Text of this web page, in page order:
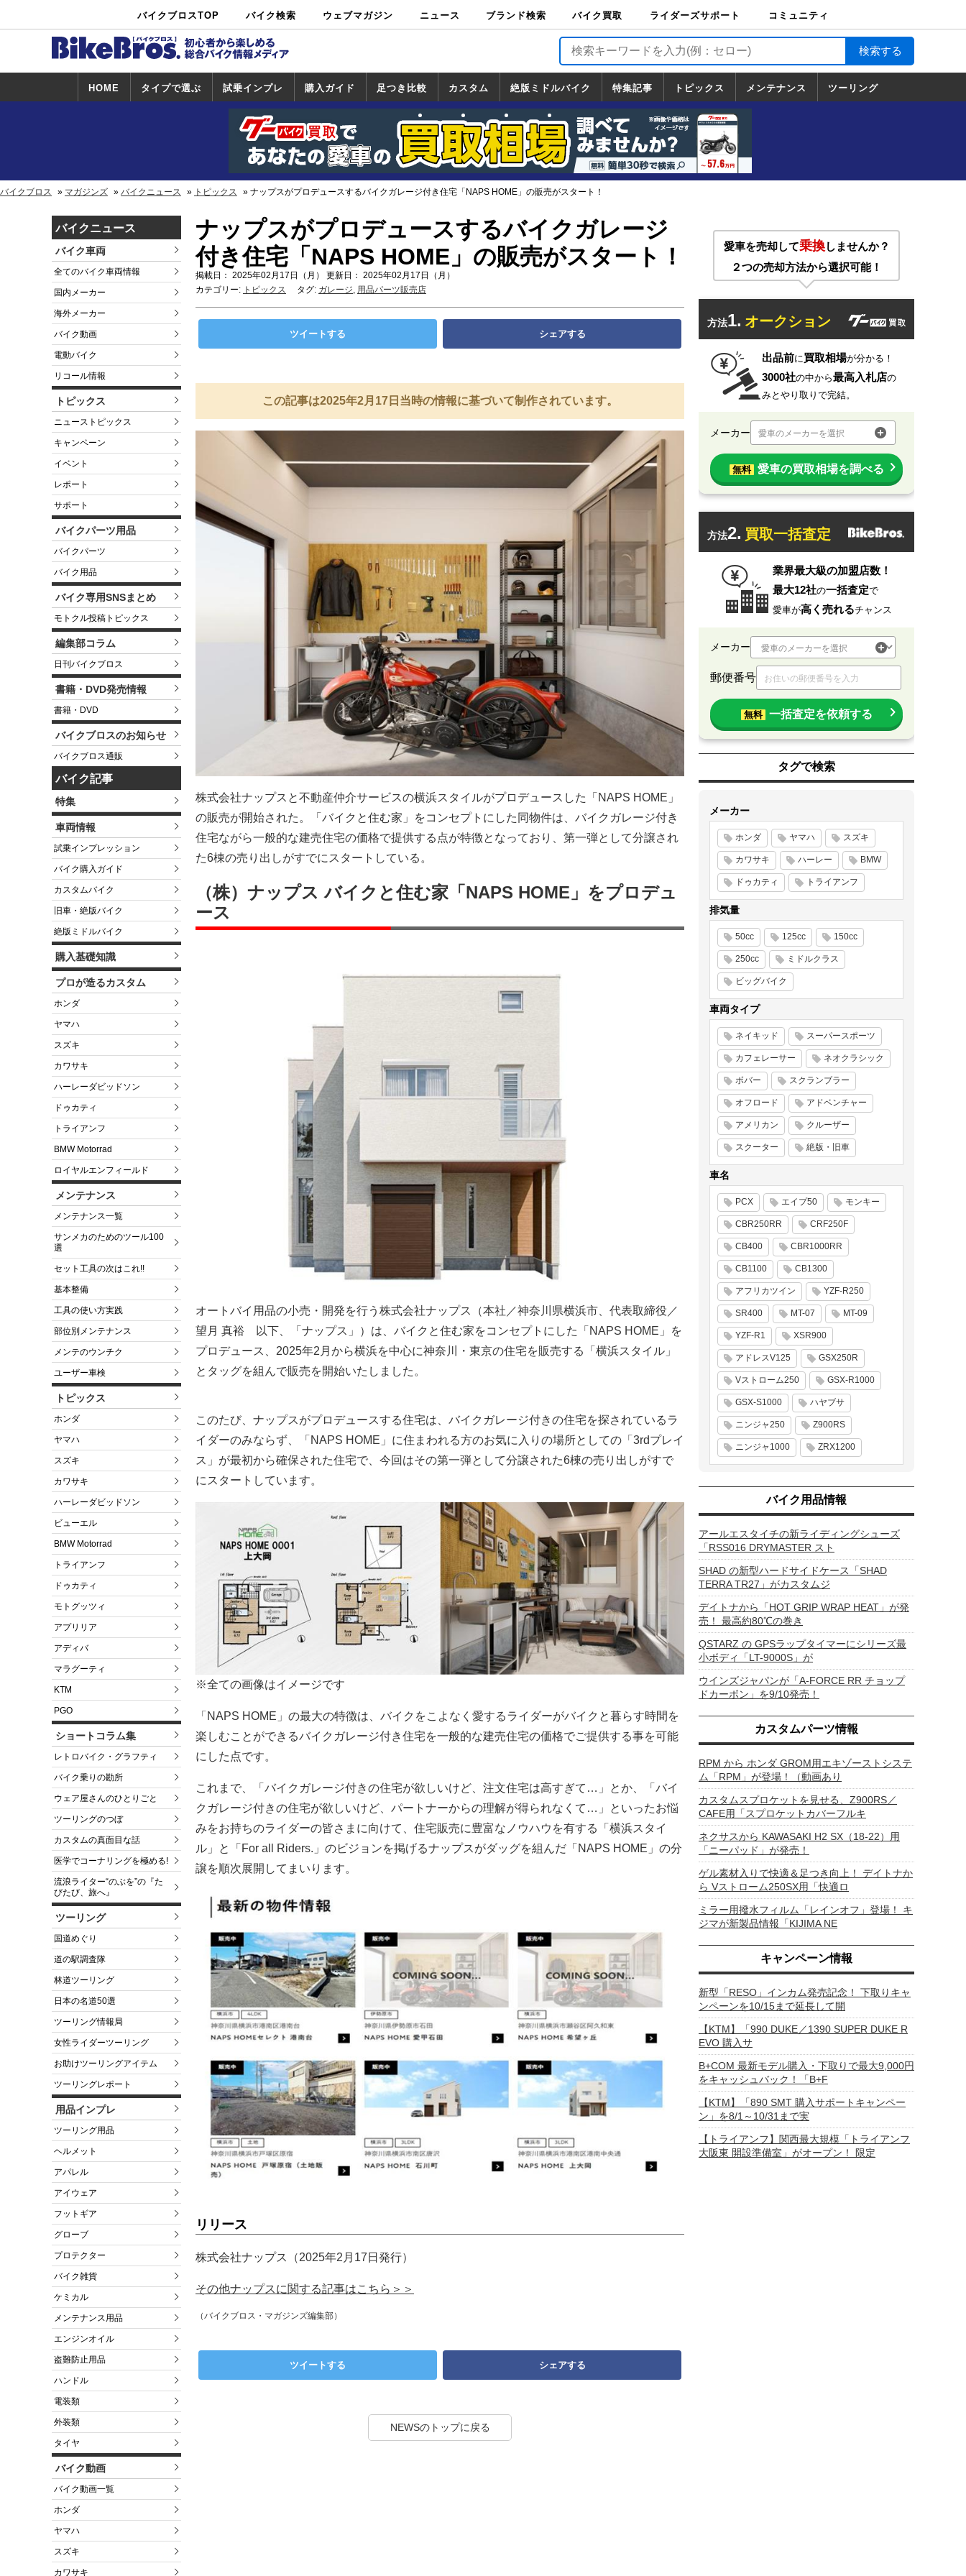
バイクブロスTOP バイク検索
中古バイ
ク・新車検
カタログ検
索
ショップ検
索
ウェブマガジン ニュース ブランド検索 バイク買取
バイク買取
ライダーズサポート
ライダーズサポート
TOP
バイク輸送
バイクガレージライ
フ
バイク車両保険
ロードサービス
バイク試乗
コミュニティ
HOME タイプで選ぶ 試乗インプレ
試乗インプレ
一覧
ホンダ
ヤマハ
スズキ
カワサキ
ハーレー
BMW
トライアンフ
ドゥカティ
購入ガイド
一覧
足つき比較 カスタム
カスタム
一覧
ホンダ
ヤマハ
スズキ
カワサキ
絶版ミドルバイク
絶版ミドルバイク
一覧
ホンダ
ヤマハ
スズキ
カワサキ
特集記事 トピックス
トピックス
一覧
ホンダ
ヤマハ
スズキ
カワサキ
ハーレーダ
ビッドソン
BMW
ドゥカティ
トライアン
フ
メンテナンス ツーリング
道の駅調査隊
ツーリング情報局
日本の道50選
国道めぐり
林道ツーリング
バイクブロス マガジンズ バイクニュース トピックス ナップスがプロデュースするバイクガレージ付き住宅「NAPS HOME」の販売がスタート！
バイクニュース
バイク車両
全てのバイク車両情報
国内メーカー
海外メーカー
バイク動画
電動バイク
リコール情報
トピックス
ニューストピックス
キャンペーン
イベント
レポート
サポート
バイクパーツ用品
バイクパーツ
バイク用品
バイク専用SNSまとめ
モトクル投稿トピックス
編集部コラム
日刊バイクブロス
書籍・DVD発売情報
書籍・DVD
バイクブロスのお知らせ
バイクブロス通販
バイク記事
特集
車両情報
試乗インプレッション
バイク購入ガイド
カスタムバイク
旧車・絶版バイク
絶版ミドルバイク
購入基礎知識
プロが造るカスタム
ホンダ
ヤマハ
スズキ
カワサキ
ハーレーダビッドソン
ドゥカティ
トライアンフ
BMW Motorrad
ロイヤルエンフィールド
メンテナンス
メンテナンス一覧
サンメカのためのツール100
選
セット工具の次はこれ!!
基本整備
工具の使い方実践
部位別メンテナンス
メンテのウンチク
ユーザー車検
トピックス
ホンダ
ヤマハ
スズキ
カワサキ
ハーレーダビッドソン
ビューエル
BMW Motorrad
トライアンフ
ドゥカティ
モトグッツィ
アプリリア
アディバ
マラグーティ
KTM
PGO
ショートコラム集
レトロバイク・グラフティ
バイク乗りの勘所
ウェア屋さんのひとりごと
ツーリングのつぼ
カスタムの真面目な話
医学でコーナリングを極める!
流浪ライター“のぶを”の『た
びたび、旅へ』
ツーリング
国道めぐり
道の駅調査隊
林道ツーリング
日本の名道50選
ツーリング情報局
女性ライダーツーリング
お助けツーリングアイテム
ツーリングレポート
用品インプレ
ツーリング用品
ヘルメット
アパレル
アイウェア
フットギア
グローブ
プロテクター
バイク雑貨
ケミカル
メンテナンス用品
エンジンオイル
盗難防止用品
ハンドル
電装類
外装類
タイヤ
バイク動画
バイク動画一覧
ホンダ
ヤマハ
スズキ
カワサキ
ナップスがプロデュースするバイクガレージ
付き住宅「NAPS HOME」の販売がスタート！
掲載日： 2025年02月17日（月） 更新日： 2025年02月17日（月）
カテゴリー: トピックス タグ: ガレージ, 用品パーツ販売店
ツイートする シェアする
この記事は2025年2月17日当時の情報に基づいて制作されています。
株式会社ナップスと不動産仲介サービスの横浜スタイルがプロデュースした「NAPS HOME」
の販売が開始された。「バイクと住む家」をコンセプトにした同物件は、バイクガレージ付き
住宅ながら一般的な建売住宅の価格で提供する点が特徴となっており、第一弾として分譲され
た6棟の売り出しがすでにスタートしている。
（株）ナップス バイクと住む家「NAPS HOME」をプロデュ
ース
オートバイ用品の小売・開発を行う株式会社ナップス（本社／神奈川県横浜市、代表取締役／
望月 真裕 以下、「ナップス」）は、バイクと住む家をコンセプトにした「NAPS HOME」を
プロデュース、2025年2月から横浜を中心に神奈川・東京の住宅を販売する「横浜スタイル」
とタッグを組んで販売を開始いたしました。
このたび、ナップスがプロデュースする住宅は、バイクガレージ付きの住宅を探されているラ
イダーのみならず、「NAPS HOME」に住まわれる方のお気に入りの場所としての「3rdプレイ
ス」が最初から確保された住宅で、今回はその第一弾として分譲された6棟の売り出しがすで
にスタートしています。
※全ての画像はイメージです
「NAPS HOME」の最大の特徴は、バイクをこよなく愛するライダーがバイクと暮らす時間を
楽しむことができるバイクガレージ付き住宅を一般的な建売住宅の価格でご提供する事を可能
にした点です。
これまで、「バイクガレージ付きの住宅が欲しいけど、注文住宅は高すぎて…」とか、「バイ
クガレージ付きの住宅が欲しいけど、パートナーからの理解が得られなくて…」といったお悩
みをお持ちのライダーの皆さまに向けて、住宅販売に豊富なノウハウを有する「横浜スタイ
ル」と「For all Riders.」のビジョンを掲げるナップスがダッグを組んだ「NAPS HOME」の分
譲を順次展開してまいります。
リリース
株式会社ナップス（2025年2月17日発行）
その他ナップスに関する記事はこちら＞＞
（バイクブロス・マガジンズ編集部）
ツイートする シェアする
NEWSのトップに戻る
愛車を売却して乗換しませんか？
２つの売却方法から選択可能！
方法1. オークション
出品前に買取相場が分かる！
3000社の中から最高入札店の
みとやり取りで完結。
メーカー 愛車のメーカーを選択
無料 愛車の買取相場を調べる
方法2. 買取一括査定
業界最大級の加盟店数！
最大12社の一括査定で
愛車が高く売れるチャンス
メーカー
郵便番号
無料 一括査定を依頼する
タグで検索
メーカー
ホンダ ヤマハ スズキ
カワサキ ハーレー BMW
ドゥカティ トライアンフ
排気量
50cc 125cc 150cc
250cc ミドルクラス
ビッグバイク
車両タイプ
ネイキッド スーパースポーツ
カフェレーサー ネオクラシック
ボバー スクランブラー
オフロード アドベンチャー
アメリカン クルーザー
スクーター 絶版・旧車
車名
PCX エイプ50 モンキー
CBR250RR CRF250F
CB400 CBR1000RR
CB1100 CB1300
アフリカツイン YZF-R250
SR400 MT-07 MT-09
YZF-R1 XSR900
アドレスV125 GSX250R
Vストローム250 GSX-R1000
GSX-S1000 ハヤブサ
ニンジャ250 Z900RS
ニンジャ1000 ZRX1200
バイク用品情報
アールエスタイチの新ライディングシューズ
「RSS016 DRYMASTER スト
SHAD の新型ハードサイドケース「SHAD
TERRA TR27」がカスタムジ
デイトナから「HOT GRIP WRAP HEAT」が発
売！ 最高約80℃の巻き
QSTARZ の GPSラップタイマーにシリーズ最
小ボディ「LT-9000S」が
ウインズジャパンが「A-FORCE RR チョップ
ドカーボン」を9/10発売！
カスタムパーツ情報
RPM から ホンダ GROM用エキゾーストシステ
ム「RPM」が登場！（動画あり
カスタムスプロケットを見せる、Z900RS／
CAFE用「スプロケットカバーフルキ
ネクサスから KAWASAKI H2 SX（18-22）用
「ニーパッド」が発売！
ゲル素材入りで快適＆足つき向上！ デイトナか
ら Vストローム250SX用「快適ロ
ミラー用撥水フィルム「レインオフ」登場！ キ
ジマが新製品情報「KIJIMA NE
キャンペーン情報
新型「RESO」インカム発売記念！ 下取りキャ
ンペーンを10/15まで延長して開
【KTM】「990 DUKE／1390 SUPER DUKE R
EVO 購入サ
B+COM 最新モデル購入・下取りで最大9,000円
をキャッシュバック！「B+F
【KTM】「890 SMT 購入サポートキャンペー
ン」を8/1～10/31まで実
【トライアンフ】関西最大規模「トライアンフ
大阪東 開設準備室」がオープン！ 限定